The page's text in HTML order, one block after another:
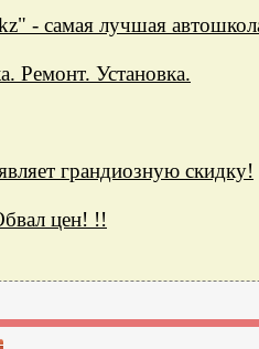
- самая лучшая
Ремонт. Установка.
грандиозную скидку!
цен! !!